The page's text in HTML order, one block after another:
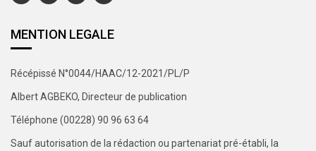
MENTION LEGALE
Récépissé N°0044/HAAC/12-2021/PL/P
Albert AGBEKO, Directeur de publication
Téléphone (00228) 90 96 63 64
Sauf autorisation de la rédaction ou partenariat pré-établi, la